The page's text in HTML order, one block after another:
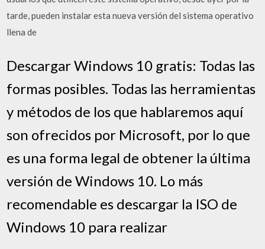
tarde, pueden instalar esta nueva versión del sistema operativo
llena de
Descargar Windows 10 gratis: Todas las
formas posibles. Todas las herramientas
y métodos de los que hablaremos aquí
son ofrecidos por Microsoft, por lo que
es una forma legal de obtener la última
versión de Windows 10. Lo más
recomendable es descargar la ISO de
Windows 10 para realizar